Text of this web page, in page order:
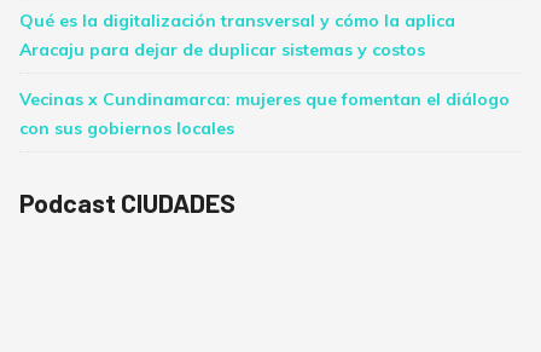
Qué es la digitalización transversal y cómo la aplica
Aracaju para dejar de duplicar sistemas y costos
Vecinas x Cundinamarca: mujeres que fomentan el diálogo
con sus gobiernos locales
Podcast CIUDADES